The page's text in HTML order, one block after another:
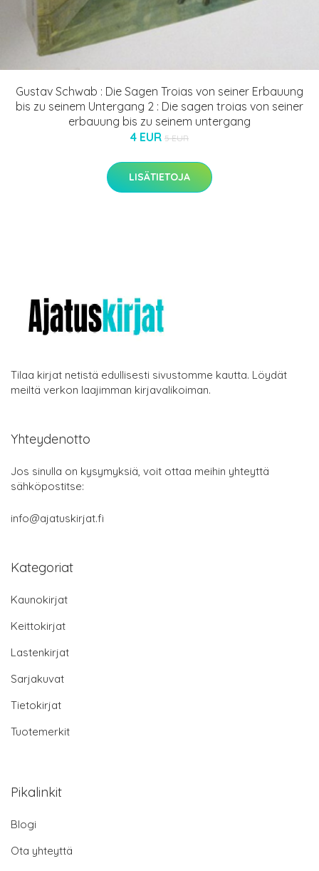
Gustav Schwab : Die Sagen Troias von seiner Erbauung
bis zu seinem Untergang 2 : Die sagen troias von seiner
erbauung bis zu seinem untergang
4 EUR 5 EUR
LISÄTIETOJA
Tilaa kirjat netistä edullisesti sivustomme kautta. Löydät
meiltä verkon laajimman kirjavalikoiman.
Yhteydenotto
Jos sinulla on kysymyksiä, voit ottaa meihin yhteyttä
sähköpostitse:
info@ajatuskirjat.fi
Kategoriat
Kaunokirjat
Keittokirjat
Lastenkirjat
Sarjakuvat
Tietokirjat
Tuotemerkit
Pikalinkit
Blogi
Ota yhteyttä